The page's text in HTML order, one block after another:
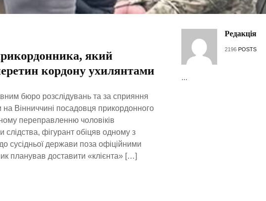
який
кордону ухилянтами
бюро розслідувань та за сприяння
Вінниччині посадовця прикордонного
переправленню чоловіків
слідства, фігурант обіцяв одному з
сусідньої держави поза офіційними
планував доставити «клієнта» […]
Редакція
2196 POSTS
...